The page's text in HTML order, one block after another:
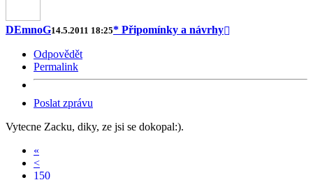
DEmnoG14.5.2011 18:25* Připomínky a návrhy
Odpovědět
Permalink
Poslat zprávu
Vytecne Zacku, diky, ze jsi se dokopal:).
«
<
150